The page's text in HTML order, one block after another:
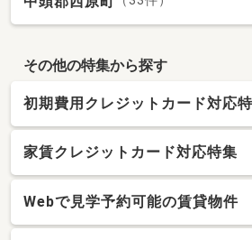
その他の特集から探す
初期費用クレジットカード対応
家賃クレジットカード対応特集
Webで見学予約可能の賃貸物件